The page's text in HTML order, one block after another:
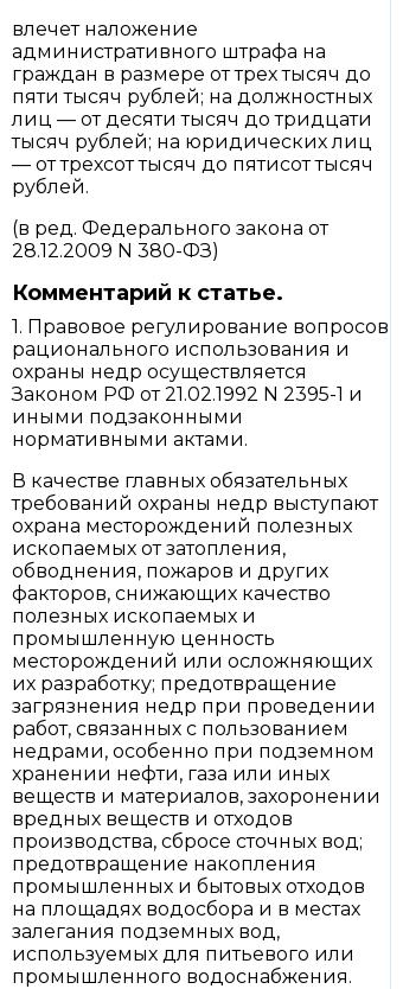
влечет наложение
административного штрафа на
граждан в размере от трех тысяч до
пяти тысяч рублей; на должностных
лиц — от десяти тысяч до тридцати
тысяч рублей; на юридических лиц
— от трехсот тысяч до пятисот тысяч
рублей.
(в ред. Федерального закона от
28.12.2009 N 380-ФЗ)
Комментарий к статье.
1. Правовое регулирование вопросов
рационального использования и
охраны недр осуществляется
Законом РФ от 21.02.1992 N 2395-1 и
иными подзаконными
нормативными актами.
В качестве главных обязательных
требований охраны недр выступают
охрана месторождений полезных
ископаемых от затопления,
обводнения, пожаров и других
факторов, снижающих качество
полезных ископаемых и
промышленную ценность
месторождений или осложняющих
их разработку; предотвращение
загрязнения недр при проведении
работ, связанных с пользованием
недрами, особенно при подземном
хранении нефти, газа или иных
веществ и материалов, захоронении
вредных веществ и отходов
производства, сбросе сточных вод;
предотвращение накопления
промышленных и бытовых отходов
на площадях водосбора и в местах
залегания подземных вод,
используемых для питьевого или
промышленного водоснабжения.